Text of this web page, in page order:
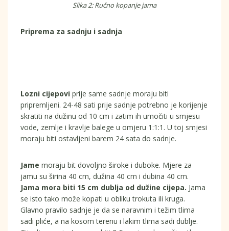
Slika 2: Ručno kopanje jama
Priprema za sadnju i sadnja
Lozni cijepovi prije same sadnje moraju biti
pripremljeni. 24-48 sati prije sadnje potrebno je korijenje
skratiti na dužinu od 10 cm i zatim ih umočiti u smjesu
vode, zemlje i kravlje balege u omjeru 1:1:1. U toj smjesi
moraju biti ostavljeni barem 24 sata do sadnje.
Jame moraju bit dovoljno široke i duboke. Mjere za
jamu su širina 40 cm, dužina 40 cm i dubina 40 cm.
Jama mora biti 15 cm dublja od dužine cijepa. Jama
se isto tako može kopati u obliku trokuta ili kruga.
Glavno pravilo sadnje je da se naravnim i težim tlima
sadi pliće, a na kosom terenu i lakim tlima sadi dublje.